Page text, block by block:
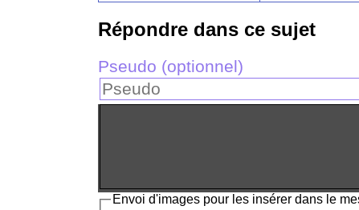
Répondre dans ce sujet
Pseudo (optionnel)
Envoi d'images pour les insérer dans le